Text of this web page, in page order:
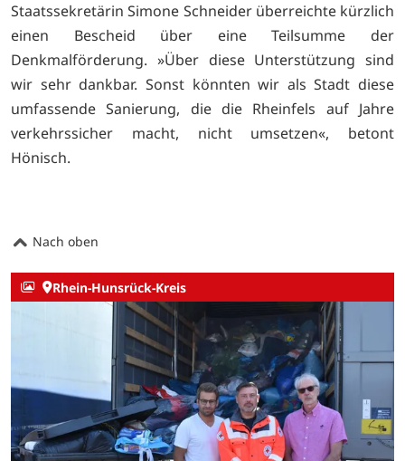
Staatssekretärin Simone Schneider überreichte kürzlich
einen Bescheid über eine Teilsumme der
Denkmalförderung. »Über diese Unterstützung sind
wir sehr dankbar. Sonst könnten wir als Stadt diese
umfassende Sanierung, die die Rheinfels auf Jahre
verkehrssicher macht, nicht umsetzen«, betont
Hönisch.
Nach oben
Rhein-Hunsrück-Kreis